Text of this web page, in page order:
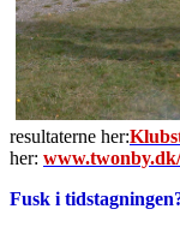
resultaterne her:
her:
Fusk i